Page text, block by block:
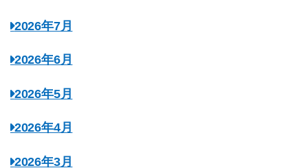
2026年7月
2026年6月
2026年5月
2026年4月
2026年3月